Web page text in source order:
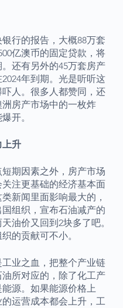
行的报告，大概88万套
亿澳币的固定贷款，将
还有另外的45万套房产
年到期。光是听听这
人。很多人都赞同，还
房产市场中的一枚炸
开。
上升
期因素之外，房产市场
注更基础的经济基本面
新闻里面影响最大的，
组织，宣布石油减产的
油价又回到2块多了吧。
的贡献可不小。
业之血，把整个产业链
所对应的，除了化工产
源。如果能源价格上
运营成本都会上升，工